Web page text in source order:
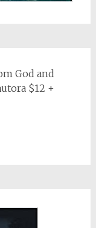
God and
$12 +